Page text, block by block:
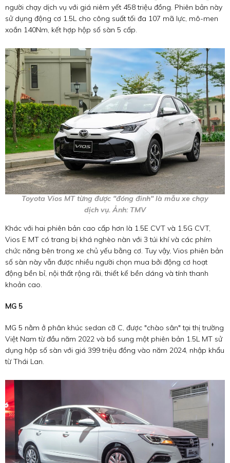
người chạy dịch vụ với giá niêm yết 458 triệu đồng. Phiên bản này
sử dụng động cơ 1.5L cho công suất tối đa 107 mã lực, mô-men
xoắn 140Nm, kết hợp hộp số sàn 5 cấp.
Toyota Vios MT từng được "đóng đinh" là mẫu xe chạy
dịch vụ. Ảnh: TMV
Khác với hai phiên bản cao cấp hơn là 1.5E CVT và 1.5G CVT,
Vios E MT có trang bị khá nghèo nàn với 3 túi khí và các phím
chức năng bên trong xe chủ yếu bằng cơ. Tuy vậy, Vios phiên bản
số sàn này vẫn được nhiều người chọn mua bởi động cơ hoạt
động bền bỉ, nội thất rộng rãi, thiết kế bền dáng và tính thanh
khoản cao.
MG 5
MG 5 nằm ở phân khúc sedan cỡ C, được "chào sân" tại thị trường
Việt Nam từ đầu năm 2022 và bổ sung một phiên bản 1.5L MT sử
dụng hộp số sàn với giá 399 triệu đồng vào năm 2024, nhập khẩu
từ Thái Lan.